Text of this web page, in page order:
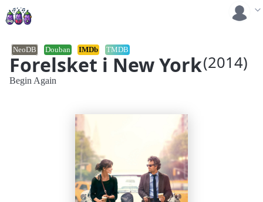
Forelsket i New York (2014)
NeoDB Douban IMDb TMDB
Begin Again